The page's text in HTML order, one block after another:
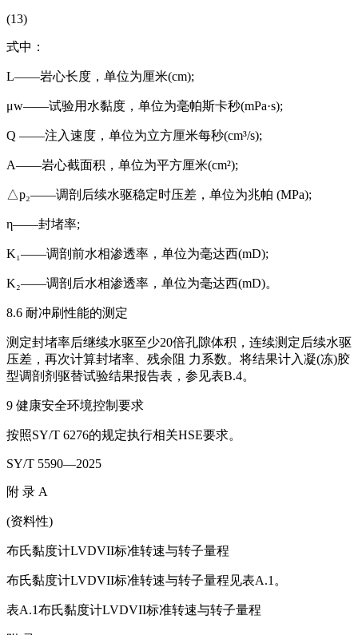
(13)
式中：
L——岩心长度，单位为厘米(cm);
μw——试验用水黏度，单位为毫帕斯卡秒(mPa·s);
Q ——注入速度，单位为立方厘米每秒(cm³/s);
A——岩心截面积，单位为平方厘米(cm²);
△p₂——调剖后续水驱稳定时压差，单位为兆帕 (MPa);
η——封堵率;
K₁——调剖前水相渗透率，单位为毫达西(mD);
K₂——调剖后水相渗透率，单位为毫达西(mD)。
8.6 耐冲刷性能的测定
测定封堵率后继续水驱至少20倍孔隙体积，连续测定后续水驱
压差，再次计算封堵率、残余阻 力系数。将结果计入凝(冻)胶
型调剖剂驱替试验结果报告表，参见表B.4。
9 健康安全环境控制要求
按照SY/T 6276的规定执行相关HSE要求。
SY/T 5590—2025
附 录 A
(资料性)
布氏黏度计LVDVII标准转速与转子量程
布氏黏度计LVDVII标准转速与转子量程见表A.1。
表A.1布氏黏度计LVDVII标准转速与转子量程